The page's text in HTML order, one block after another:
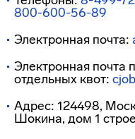
800-600-56-89
Электронная почта:
Электронная почта
отдельных квот:
Адрес: 124498,
Шокина, дом 1